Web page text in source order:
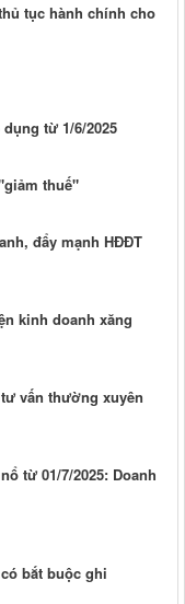
tục hành chính cho
từ 1/6/2025
thuế"
đẩy mạnh HĐĐT
kinh doanh xăng
vấn thường xuyên
từ 01/7/2025: Doanh
bắt buộc ghi